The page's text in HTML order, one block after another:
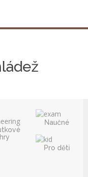
hry
Naučné
Pro děti